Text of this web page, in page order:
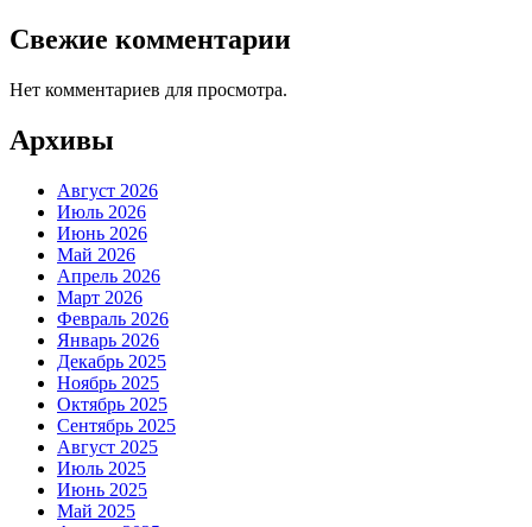
Свежие комментарии
Нет комментариев для просмотра.
Архивы
Август 2026
Июль 2026
Июнь 2026
Май 2026
Апрель 2026
Март 2026
Февраль 2026
Январь 2026
Декабрь 2025
Ноябрь 2025
Октябрь 2025
Сентябрь 2025
Август 2025
Июль 2025
Июнь 2025
Май 2025